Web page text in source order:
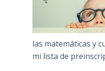
las matemáticas y
mi lista de